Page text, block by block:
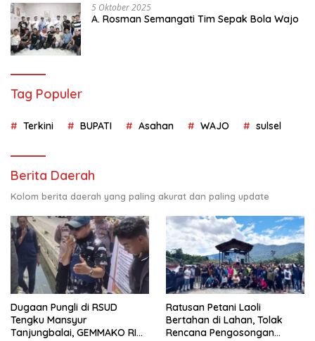
5 Oktober 2025
A. Rosman Semangati Tim Sepak Bola Wajo
Tag Populer
Terkini BUPATI Asahan WAJO sulsel
Berita Daerah
Kolom berita daerah yang paling akurat dan paling update
Dugaan Pungli di RSUD
Tengku Mansyur
Tanjungbalai, GEMMAKO RI
Ratusan Petani Laoli
Bertahan di Lahan, Tolak
Rencana Pengosongan